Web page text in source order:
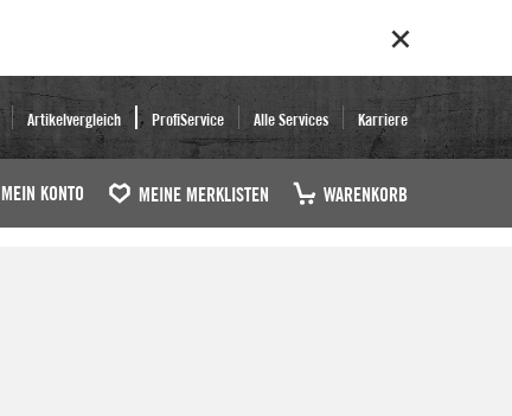
Artikelvergleich ProfiService Alle Services Karriere
MEIN KONTO MEINE MERKLISTEN WARENKORB